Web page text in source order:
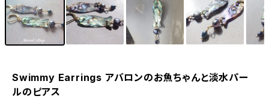
Swimmy Earrings アバロンのお魚ちゃんと淡水パー
ルのピアス